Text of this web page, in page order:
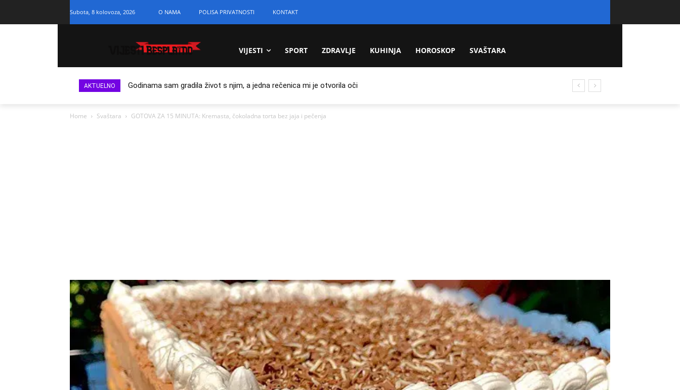
Subota, 8 kolovoza, 2026 O NAMA POLISA PRIVATNOSTI KONTAKT
VIJESTI SPORT ZDRAVLJE KUHINJA HOROSKOP SVAŠTARA
AKTUELNO Godinama sam gradila život s njim, a jedna rečenica mi je otvorila oči
Home Svaštara GOTOVA ZA 15 MINUTA: Kremasta, čokoladna torta bez jaja i pečenja